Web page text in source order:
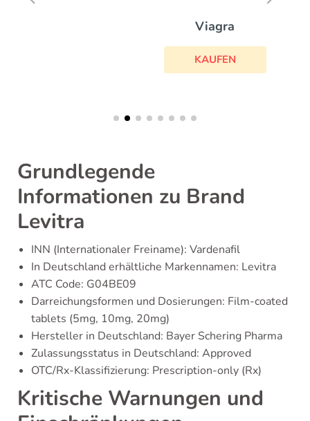
Grundlegende
Informationen zu Brand
Levitra
INN (Internationaler Freiname): Vardenafil
In Deutschland erhältliche Markennamen: Levitra
ATC Code: G04BE09
Darreichungsformen und Dosierungen: Film-coated
tablets (5mg, 10mg, 20mg)
Hersteller in Deutschland: Bayer Schering Pharma
Zulassungsstatus in Deutschland: Approved
OTC/Rx-Klassifizierung: Prescription-only (Rx)
Kritische Warnungen und